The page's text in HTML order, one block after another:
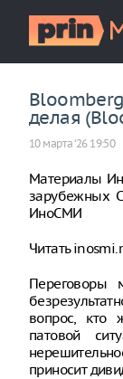
делая
10 марта ‘26 19:50
Материалы
зарубежных
ИноСМИ
Читать
Переговоры
вопрос, кто
патовой
приносит